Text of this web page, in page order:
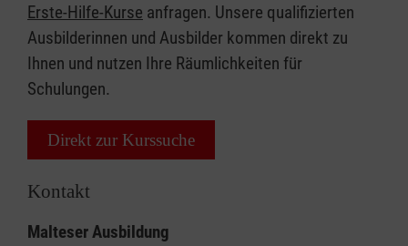
Erste-Hilfe-Kurse anfragen. Unsere qualifizierten
Ausbilderinnen und Ausbilder kommen direkt zu
Ihnen und nutzen Ihre Räumlichkeiten für
Schulungen.
Direkt zur Kurssuche
Kontakt
Malteser Ausbildung